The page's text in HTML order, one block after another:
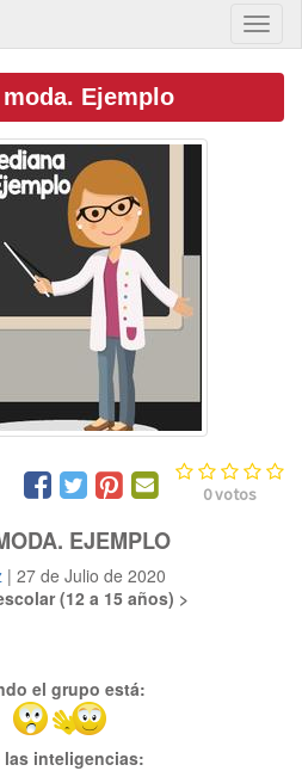
Ejemplo
0votos
EJEMPLO
| 27 de Julio de 2020
(12 a 15 años) >
el grupo está:
inteligencias: